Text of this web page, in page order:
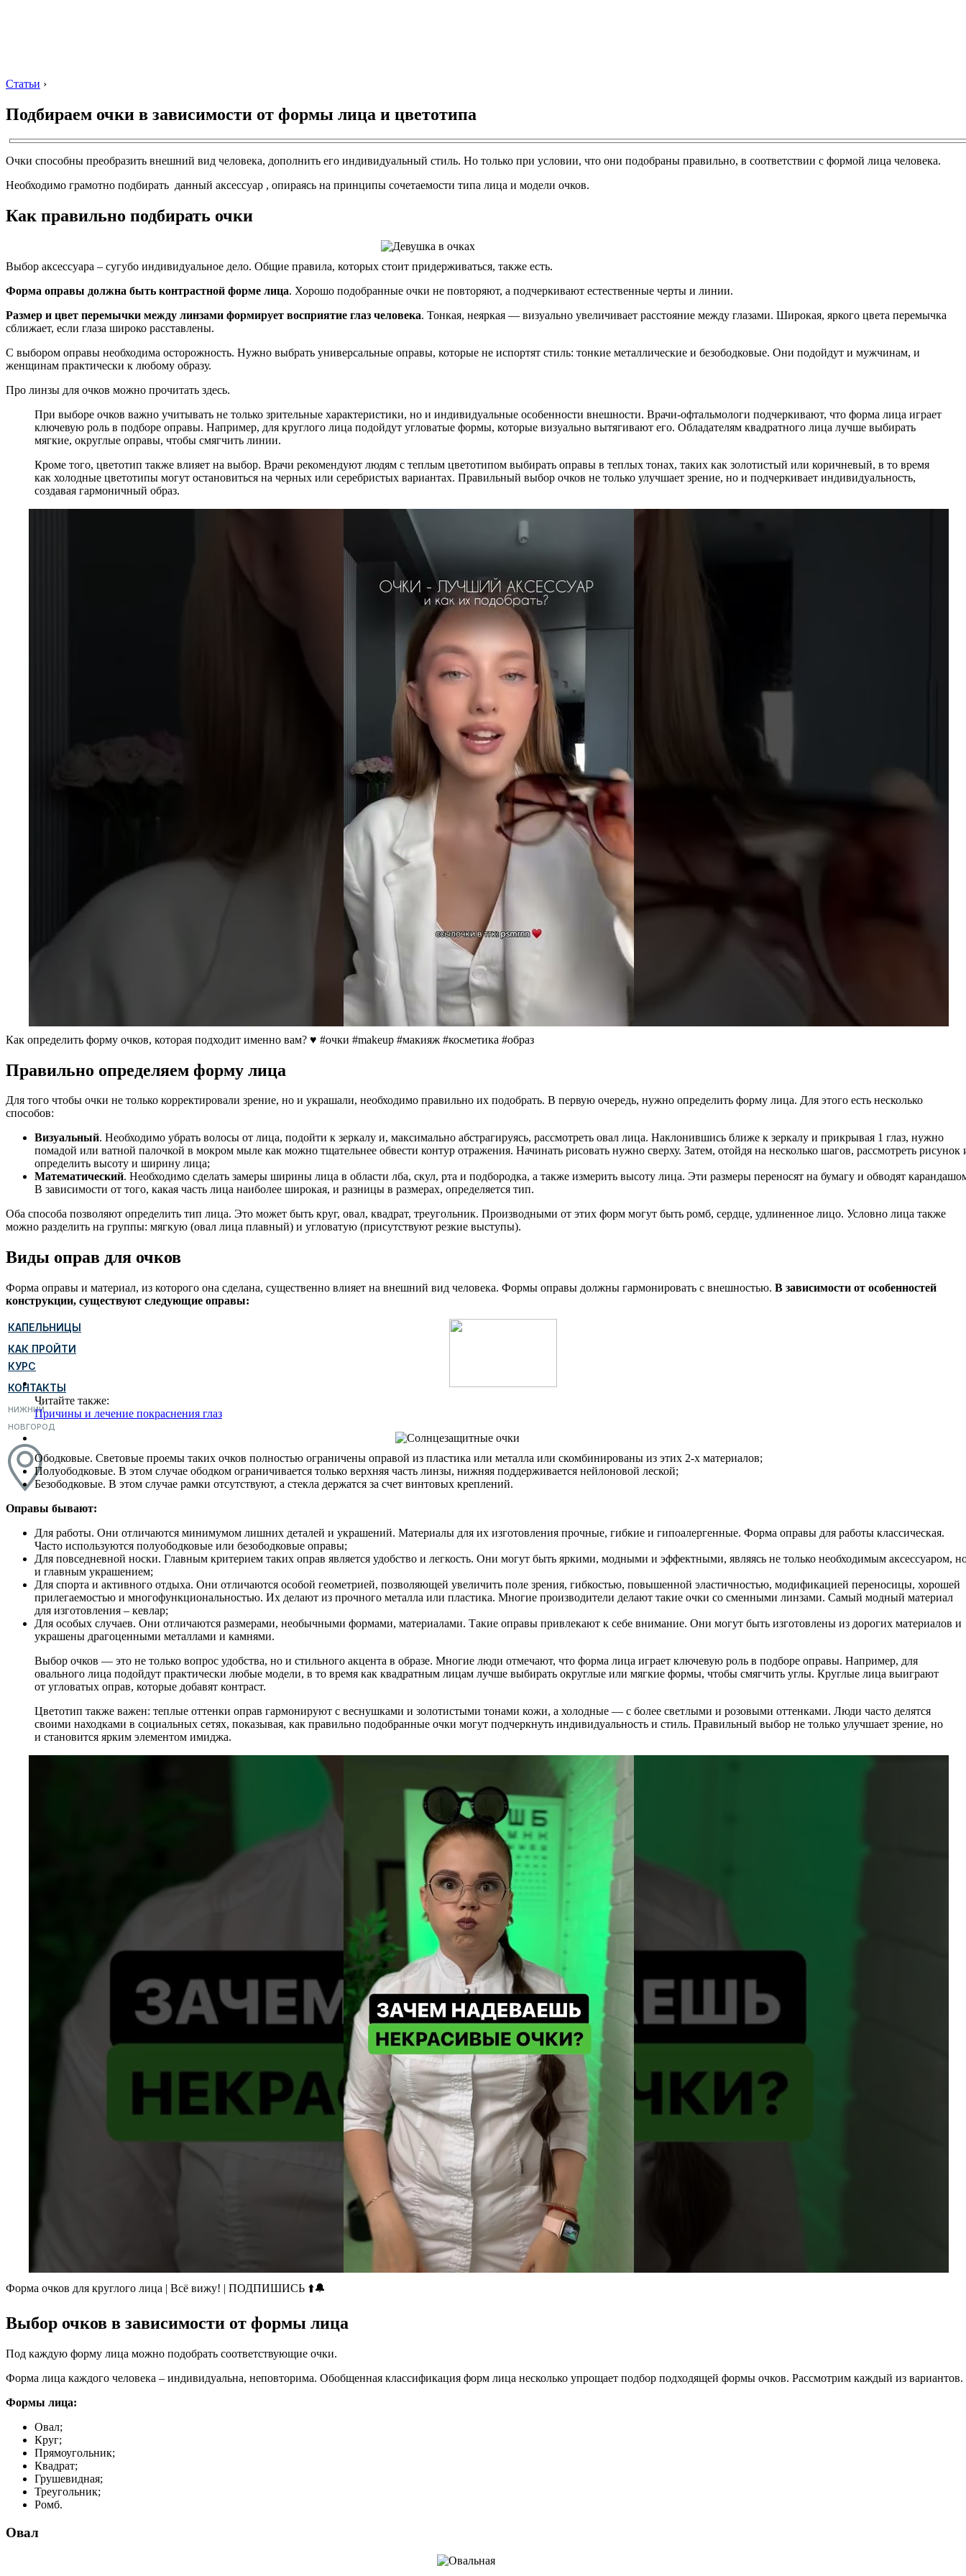
КАПЕЛЬНИЦЫ
КАК ПРОЙТИ
КУРС
КОНТАКТЫ
НИЖНИЙ
НОВГОРОД
Статьи ›
Подбираем очки в зависимости от формы лица и цветотипа
Очки способны преобразить внешний вид человека, дополнить его индивидуальный стиль. Но только при условии, что они подобраны правильно, в соответствии с формой лица человека.
Необходимо грамотно подбирать данный аксессуар , опираясь на принципы сочетаемости типа лица и модели очков.
Как правильно подбирать очки
Выбор аксессуара – сугубо индивидуальное дело. Общие правила, которых стоит придерживаться, также есть.
Форма оправы должна быть контрастной форме лица. Хорошо подобранные очки не повторяют, а подчеркивают естественные черты и линии.
Размер и цвет перемычки между линзами формирует восприятие глаз человека. Тонкая, неяркая — визуально увеличивает расстояние между глазами. Широкая, яркого цвета перемычка
сближает, если глаза широко расставлены.
С выбором оправы необходима осторожность. Нужно выбрать универсальные оправы, которые не испортят стиль: тонкие металлические и безободковые. Они подойдут и мужчинам, и
женщинам практически к любому образу.
Про линзы для очков можно прочитать здесь.
При выборе очков важно учитывать не только зрительные характеристики, но и индивидуальные особенности внешности. Врачи-офтальмологи подчеркивают, что форма лица играет
ключевую роль в подборе оправы. Например, для круглого лица подойдут угловатые формы, которые визуально вытягивают его. Обладателям квадратного лица лучше выбирать
мягкие, округлые оправы, чтобы смягчить линии.
Кроме того, цветотип также влияет на выбор. Врачи рекомендуют людям с теплым цветотипом выбирать оправы в теплых тонах, таких как золотистый или коричневый, в то время
как холодные цветотипы могут остановиться на черных или серебристых вариантах. Правильный выбор очков не только улучшает зрение, но и подчеркивает индивидуальность,
создавая гармоничный образ.
Как определить форму очков, которая подходит именно вам? ♥️ #очки #makeup #макияж #косметика #образ
Правильно определяем форму лица
Для того чтобы очки не только корректировали зрение, но и украшали, необходимо правильно их подобрать. В первую очередь, нужно определить форму лица. Для этого есть несколько
способов:
Визуальный. Необходимо убрать волосы от лица, подойти к зеркалу и, максимально абстрагируясь, рассмотреть овал лица. Наклонившись ближе к зеркалу и прикрывая 1 глаз, нужно
помадой или ватной палочкой в мокром мыле как можно тщательнее обвести контур отражения. Начинать рисовать нужно сверху. Затем, отойдя на несколько шагов, рассмотреть рисунок
определить высоту и ширину лица;
Математический. Необходимо сделать замеры ширины лица в области лба, скул, рта и подбородка, а также измерить высоту лица. Эти размеры переносят на бумагу и обводят
В зависимости от того, какая часть лица наиболее широкая, и разницы в размерах, определяется тип.
Оба способа позволяют определить тип лица. Это может быть круг, овал, квадрат, треугольник. Производными от этих форм могут быть ромб, сердце, удлиненное лицо. Условно лица также
можно разделить на группы: мягкую (овал лица плавный) и угловатую (присутствуют резкие выступы).
Виды оправ для очков
Форма оправы и материал, из которого она сделана, существенно влияет на внешний вид человека. Формы оправы должны гармонировать с внешностью. В зависимости от особенностей
конструкции, существуют следующие оправы:
Читайте также:
Причины и лечение покраснения глаз
Ободковые. Световые проемы таких очков полностью ограничены оправой из пластика или металла или скомбинированы из этих 2-х материалов;
Полуободковые. В этом случае ободком ограничивается только верхняя часть линзы, нижняя поддерживается нейлоновой леской;
Безободковые. В этом случае рамки отсутствуют, а стекла держатся за счет винтовых креплений.
Оправы бывают:
Для работы. Они отличаются минимумом лишних деталей и украшений. Материалы для их изготовления прочные, гибкие и гипоалергенные. Форма оправы для работы классическая.
Часто используются полуободковые или безободковые оправы;
Для повседневной носки. Главным критерием таких оправ является удобство и легкость. Они могут быть яркими, модными и эффектными, являясь не только необходимым аксессуаром,
и главным украшением;
Для спорта и активного отдыха. Они отличаются особой геометрией, позволяющей увеличить поле зрения, гибкостью, повышенной эластичностью, модификацией переносицы, хорошей
прилегаемостью и многофункциональностью. Их делают из прочного металла или пластика. Многие производители делают такие очки со сменными линзами. Самый модный материал
для изготовления – кевлар;
Для особых случаев. Они отличаются размерами, необычными формами, материалами. Такие оправы привлекают к себе внимание. Они могут быть изготовлены из дорогих материалов и
украшены драгоценными металлами и камнями.
Выбор очков — это не только вопрос удобства, но и стильного акцента в образе. Многие люди отмечают, что форма лица играет ключевую роль в подборе оправы. Например, для
овального лица подойдут практически любые модели, в то время как квадратным лицам лучше выбирать округлые или мягкие формы, чтобы смягчить углы. Круглые лица выиграют
от угловатых оправ, которые добавят контраст.
Цветотип также важен: теплые оттенки оправ гармонируют с веснушками и золотистыми тонами кожи, а холодные — с более светлыми и розовыми оттенками. Люди часто делятся
своими находками в социальных сетях, показывая, как правильно подобранные очки могут подчеркнуть индивидуальность и стиль. Правильный выбор не только улучшает зрение, но
и становится ярким элементом имиджа.
Форма очков для круглого лица | Всё вижу! | ПОДПИШИСЬ ⬆️🔔
Выбор очков в зависимости от формы лица
Под каждую форму лица можно подобрать соответствующие очки.
Форма лица каждого человека – индивидуальна, неповторима. Обобщенная классификация форм лица несколько упрощает подбор подходящей формы очков. Рассмотрим каждый из вариантов.
Формы лица:
Овал;
Круг;
Прямоугольник;
Квадрат;
Грушевидная;
Треугольник;
Ромб.
Овал